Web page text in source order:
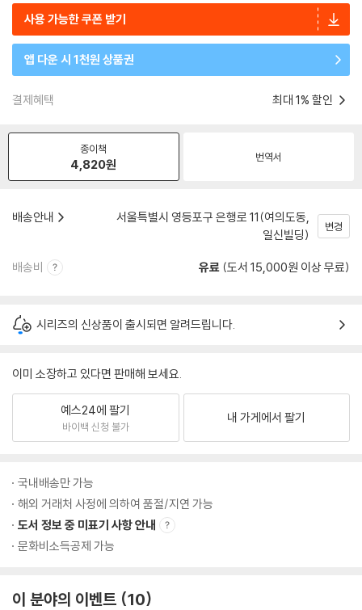
사용 가능한 쿠폰 받기
앱 다운 시 1천원 상품권
결제혜택 최대 1% 할인
종이책
4,820원 번역서
배송안내
서울특별시 영등포구 은행로 11(여의도동,
일신빌딩)
변경
배송비 유료 (도서 15,000원 이상 무료)
시리즈의 신상품이 출시되면 알려드립니다.
이미 소장하고 있다면 판매해 보세요.
예스24에 팔기
바이백 신청 불가
내 가게에서 팔기
국내배송만 가능
해외 거래처 사정에 의하여 품절/지연 가능
도서 정보 중 미표기 사항 안내
문화비소득공제 가능
이 분야의 이벤트 10